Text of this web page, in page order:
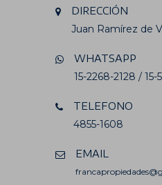
DIRECCIÓN
Juan Ramírez de
WHATSAPP
15-2268-2128 / 15-
TELEFONO
4855-1608
EMAIL